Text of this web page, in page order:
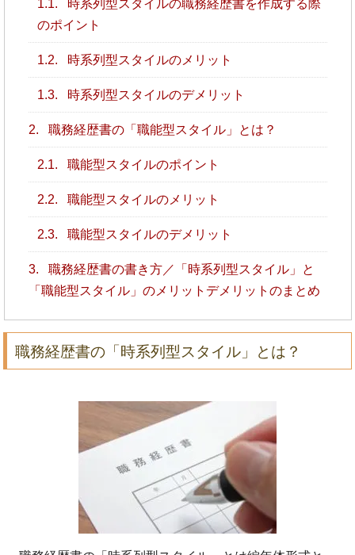
1.1.
時系列型スタイルの職務経歴書を作成する際
のポイント
1.2. 時系列型スタイルのメリット
1.3. 時系列型スタイルのデメリット
2. 職務経歴書の「職能型スタイル」とは？
2.1. 職能型スタイルのポイント
2.2. 職能型スタイルのメリット
2.3. 職能型スタイルのデメリット
3.
職務経歴書の書き方／「時系列型スタイル」と
「職能型スタイル」のメリットデメリットのまとめ
職務経歴書の「時系列型スタイル」とは？